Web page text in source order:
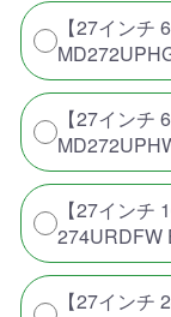
【27インチ
【27インチ
【27インチ
274URDFW
【27インチ